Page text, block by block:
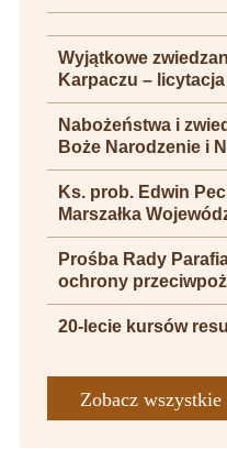
Wyjątkowe
Karpaczu –
Nabożeństwa i
Boże Narodzenie i
Ks. prob. Edwin
Marszałka
Prośba Rady
ochrony
20-lecie kursów
Zobacz wszystkie